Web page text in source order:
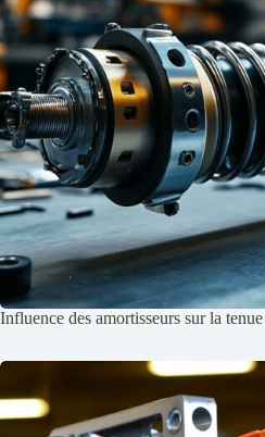
Influence des amortisseurs sur la